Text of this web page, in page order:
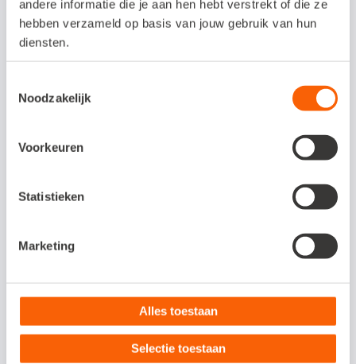
andere informatie die je aan hen hebt verstrekt of die ze
hebben verzameld op basis van jouw gebruik van hun
diensten.
Noodzakelijk
Voorkeuren
Statistieken
Marketing
Alles toestaan
Selectie toestaan
koppeling?
Bezoek de website.
Bezoek de website
Om wat voor type koppeling gaat het?
Dit is een API-koppeling. Een API-koppeling
werkt volledig online en kun je daarom
alleen gebruiken als je werkt met een online